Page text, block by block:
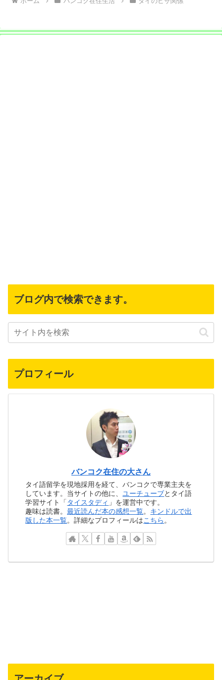
ブログ内で検索できます。
プロフィール
バンコク在住の大さん
タイ語留学を現地採用を経て、バンコクで専業主夫を
しています。当サイトの他に、ユーチューブとタイ語
学習サイト「 タイスタディ 」を運営中です。
趣味は読書。最近読んだ本の感想一覧。 キンドルで出
版した本一覧。詳細なプロフィールはこちら。